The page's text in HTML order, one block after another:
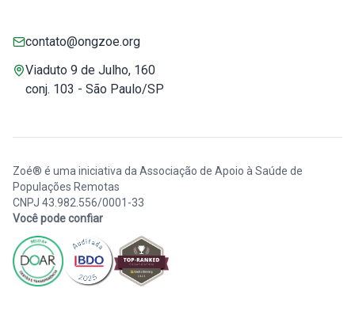
contato@ongzoe.org
Viaduto 9 de Julho, 160
conj. 103 - São Paulo/SP
Zoé® é uma iniciativa da Associação de Apoio à Saúde de
Populações Remotas
CNPJ 43.982.556/0001-33
Você pode confiar